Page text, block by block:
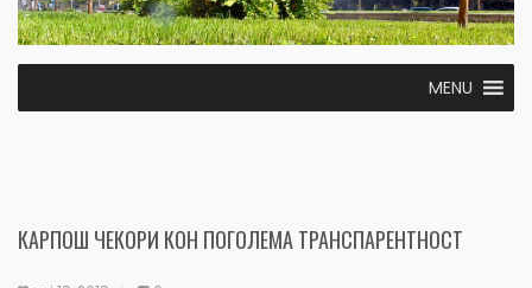
MENU
КАРПОШ ЧЕКОРИ КОН ПОГОЛЕМА ТРАНСПАРЕНТНОСТ